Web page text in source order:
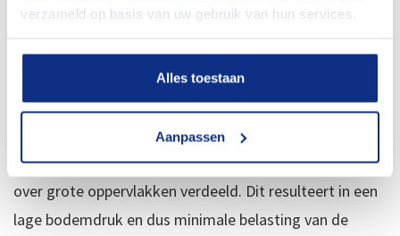
verzameld op basis van uw gebruik van hun services.
Alles toestaan
Aanpassen
De vier tracks van deze telescoophoogwerker zorgen
Uiteraard voor het rijden en stabiel positioneren in
onverhard terrein. Maar de machine kan ook prima
(deels) op vloeren of bestrating rijden. Want door deze
rupsconfiguratie wordt het gewicht van de machine
over grote oppervlakken verdeeld. Dit resulteert in een
lage bodemdruk en dus minimale belasting van de